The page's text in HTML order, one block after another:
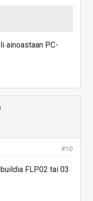
ainoastaan PC-
#10
FLP02 tai 03